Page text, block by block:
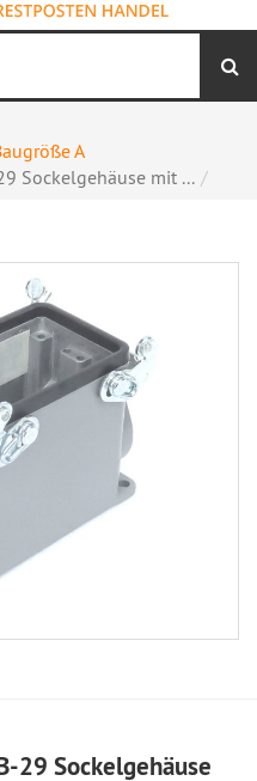
A
Sockelgehäuse mit ...
29 Sockelgehäuse